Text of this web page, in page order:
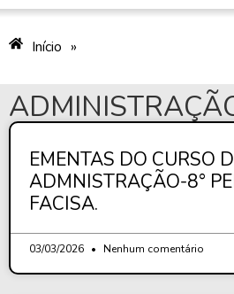
Início »
EMENTAS DO CURSO
ADMNISTRAÇÃO-8°
FACISA.
03/03/2026 Nenhum comentário